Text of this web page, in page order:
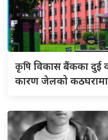
कृषिविकास बैंकका दुई
कारण जेलको